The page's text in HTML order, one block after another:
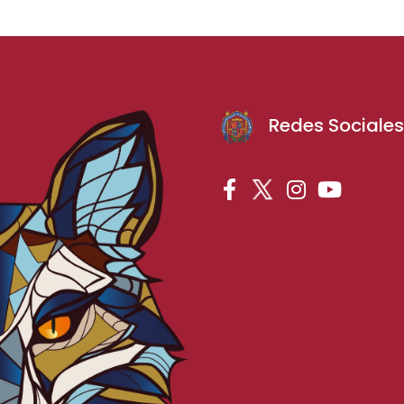
Redes Sociales